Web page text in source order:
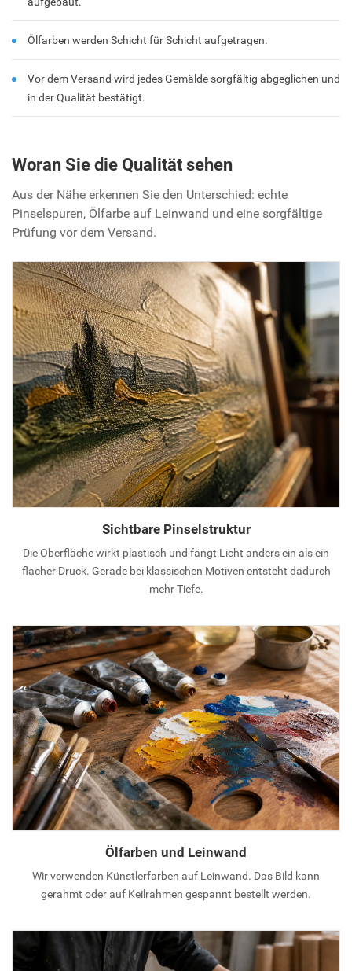
Ölfarben werden Schicht für Schicht aufgetragen.
Vor dem Versand wird jedes Gemälde sorgfältig abgeglichen und
in der Qualität bestätigt.
Woran Sie die Qualität sehen
Aus der Nähe erkennen Sie den Unterschied: echte
Pinselspuren, Ölfarbe auf Leinwand und eine sorgfältige
Prüfung vor dem Versand.
Sichtbare Pinselstruktur
Die Oberfläche wirkt plastisch und fängt Licht anders ein als ein
flacher Druck. Gerade bei klassischen Motiven entsteht dadurch
mehr Tiefe.
Ölfarben und Leinwand
Wir verwenden Künstlerfarben auf Leinwand. Das Bild kann
gerahmt oder auf Keilrahmen gespannt bestellt werden.